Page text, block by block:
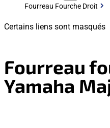
Fourreau Fourche Droit
Certains liens sont masqués
Fourreau
Yamaha